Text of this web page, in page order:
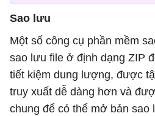
Sao lưu
Một số công cụ phần mềm
sao lưu file ở định dạng ZIP
tiết kiệm dung lượng, được
truy xuất dễ dàng hơn và
chung để có thể mở bản sao